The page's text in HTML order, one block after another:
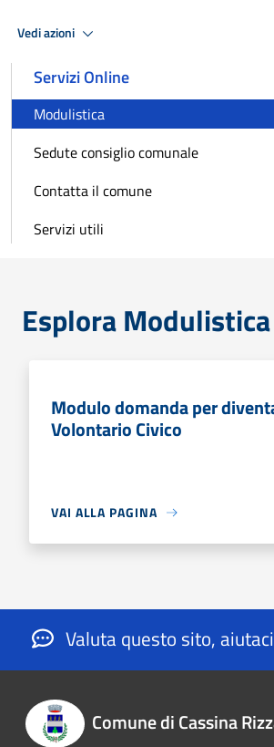
Vedi azioni
Servizi Online
Modulistica
Sedute consiglio comunale
Contatta il comune
Servizi utili
Esplora Modulistica
Modulo domanda per
Volontario Civico
VAI ALLA PAGINA
Valuta questo sito,
Comune di Cassina